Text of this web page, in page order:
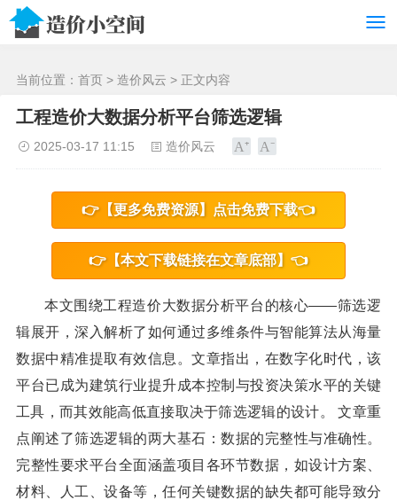
当前位置： 首页 > 造价风云 > 正文内容
工程造价大数据分析平台筛选逻辑
2025-03-17 11:15 造价风云
👉【更多免费资源】点击免费下载👈
👉【本文下载链接在文章底部】👈
本文围绕工程造价大数据分析平台的核心——筛选逻
辑展开，深入解析了如何通过多维条件与智能算法从海量
数据中精准提取有效信息。文章指出，在数字化时代，该
平台已成为建筑行业提升成本控制与投资决策水平的关键
工具，而其效能高低直接取决于筛选逻辑的设计。 文章重
点阐述了筛选逻辑的两大基石：数据的完整性与准确性。
完整性要求平台全面涵盖项目各环节数据，如设计方案、
材料、人工、设备等，任何关键数据的缺失都可能导致分